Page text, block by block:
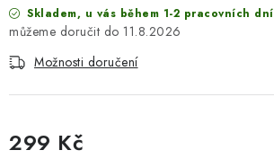
Zakázková výroba
Spolupracujeme
Skladem, u vás během 1-2 pracovních dní
11.8.2026
Možnosti doručení
299 Kč